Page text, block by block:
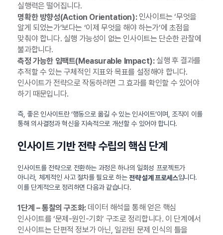
실행력은 떨어집니다.
명확한 방향성(Action Orientation):인사이트는 ‘무엇을
알게 되었는가’보다는 ‘이제 무엇을 해야 하는가’에 초점을
맞춰야 합니다. 실행 가능성이 없는 인사이트는 단순한 관찰에
불과합니다.
측정 가능한 임팩트(Measurable Impact):실행 후 결과를
추적할 수 있는 구체적인 지표와 목표를 설정해야 합니다.
인사이트가 전략으로 작동하려면 그 효과를 확인할 수 있어야
하기 때문입니다.
즉, 좋은 인사이트란 ‘행동으로 옮길 수 있는 인사이트’이며, 조직이 이를
통해 의사결정과 혁신을 지속적으로 개선할 수 있어야 합니다.
인사이트 기반 전략 수립의 핵심 단계
인사이트를 전략으로 전환하는 과정은 하나의 일회성 프로젝트가
아니라, 체계적인 사고 절차를 필요로 하는전략 설계 프로세스입니다.
이를 단계적으로 정리하면 다음과 같습니다.
1단계 – 통찰의 구조화:데이터 해석을 통해 얻은 핵심
인사이트를 ‘문제-원인-기회’ 구조로 정리합니다. 이 단계에서
인사이트는 단편적 정보가 아닌, 일관된 문제 인식의 틀을